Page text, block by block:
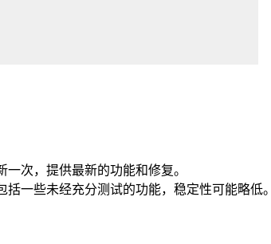
一次，提供最新的功能和修复。
括一些未经充分测试的功能，稳定性可能略低。